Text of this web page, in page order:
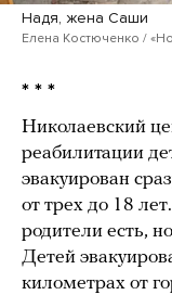
Надя, жена Саши
Елена Костюченко /
* * *
Николаевский
реабилитации
эвакуирован
от трех до 18
родители есть,
Детей
километрах от